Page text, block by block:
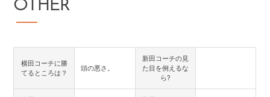
OTHER
横田コーチに勝
てるところは？
頭の悪さ。
新田コーチの見
た目を例えるな
ら?